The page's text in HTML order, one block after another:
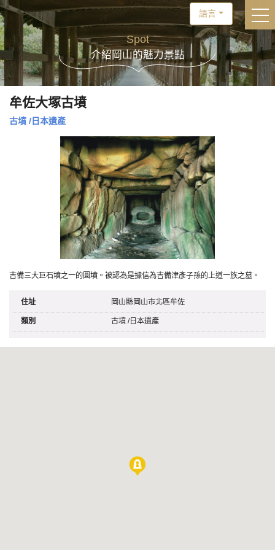
語言
Spot
介紹岡山的魅力景點
牟佐大塚古墳
古墳 /日本遺產
吉備三大巨石墳之一的圓墳。被認為是據信為吉備津彥子孫的上道一族之墓。
住址 岡山縣岡山市北區牟佐
類別 古墳 /日本遺產